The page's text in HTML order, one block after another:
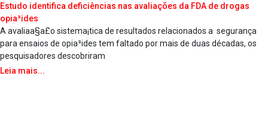
Estudo identifica deficiências nas avaliações da FDA de drogas
opia³ides
A avaliaa§a£o sistema¡tica de resultados relacionados a segurança
para ensaios de opia³ides tem faltado por mais de duas décadas, os
pesquisadores descobriram
Leia mais...